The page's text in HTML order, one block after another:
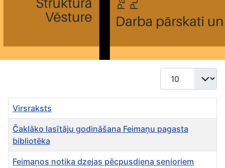
Rādīt #
Virsraksts
Čaklāko lasītāju godināšana Feimaņu pagasta
bibliotēka
Feimaņos notika dzejas pēcpusdiena senioriem